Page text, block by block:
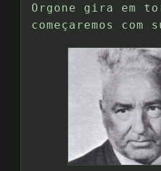
Orgone gira em
começaremos